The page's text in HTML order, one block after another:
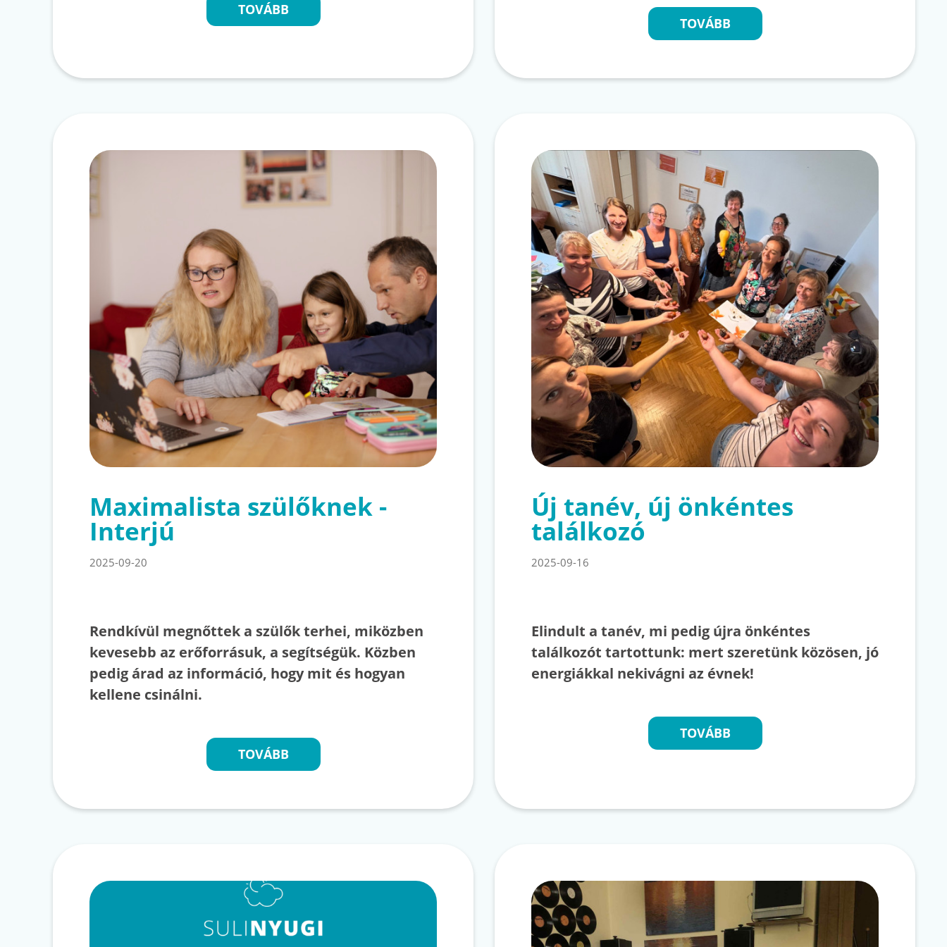
TOVÁBB
TOVÁBB
Maximalista szülőknek -
Interjú
2025-09-20
Rendkívül megnőttek a szülők terhei, miközben
kevesebb az erőforrásuk, a segítségük. Közben
pedig árad az információ, hogy mit és hogyan
kellene csinálni.
TOVÁBB
Új tanév, új önkéntes
találkozó
2025-09-16
Elindult a tanév, mi pedig újra önkéntes
találkozót tartottunk: mert szeretünk közösen, jó
energiákkal nekivágni az évnek!
TOVÁBB